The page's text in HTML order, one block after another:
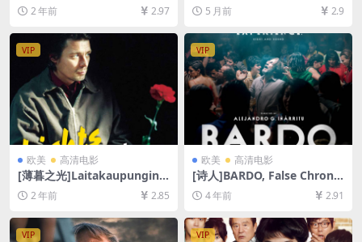
+夸克网盘1080P超清未删减
资源][网盘在线播放/下载][MP
2 年前 2.97
(1999)[百度网盘+夸克网盘10
80P超清未删减资源][网盘在
文字幕]
5 月前 2.9
VIP
欧美 高清电影
[薄暮之光]Laitakaupungin v
alot (2006)[百度网盘+夸克网
盘1080P超清未删减资源][网
盘在线播放/下载][MP4/5.1G
B][中文字幕]
2 年前 2.85
VIP
欧美 高清电影
[诗人]BARDO, False Chronic
le of a Handful of Truths (2
022)[百度网盘+迅雷云盘资源
1080P超清未删减][MP4/9G
B][中文字幕]
4 年前 2.91
VIP VIP